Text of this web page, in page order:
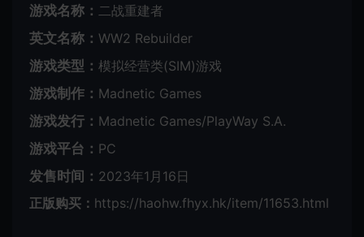
游戏名称： 二战重建者
英文名称： WW2 Rebuilder
游戏类型： 模拟经营类(SIM)游戏
游戏制作： Madnetic Games
游戏发行： Madnetic Games/PlayWay S.A.
游戏平台： PC
发售时间： 2023年1月16日
正版购买： https://haohw.fhyx.hk/item/11653.html